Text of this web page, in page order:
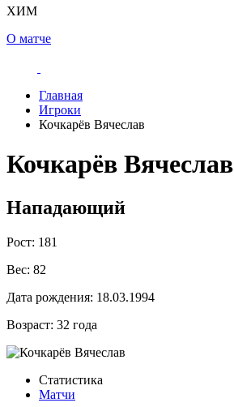
ХИМ
О матче
Главная
Игроки
Кочкарёв Вячеслав
Кочкарёв Вячеслав
Нападающий
Рост: 181
Вес: 82
Дата рождения: 18.03.1994
Возраст: 32 года
Статистика
Матчи